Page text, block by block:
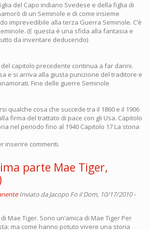
del Capo indiano Svedese e della figlia di
di un Seminole e di come insieme
imprevedibile alla terza Guerra Seminole. C’è
(E questa è una sfida alla fantasia e
da inventare deducendo)
capitolo precedente continua a far danni.
e si arriva alla giusta punizione del traditore e
Fine delle guerre Seminole
qualche cosa che succede tra il 1860 e il 1906
firma del trattato di pace con gli Usa. Capitolo
nel periodo fino al 1940 Capitolo 17 La storia
inserire commenti.
parte Mae Tiger,
Inviato daJacopo Fo il Dom, 10/17/2010 -
delle frasi che lasciavano tutti di sasso. Allora la ragazzina nera iniziò a leggere la storia. E Mae le chiese: “Ma dove vedi queste parole?” E l’altra le spiegò che quei segni piccoli, disposti in file parallele erano i suoni delle parole. Ogni segno corrispondeva a un suono. Mae fu colpita da questa rivelazione, la sua mente si esaltò. Mi ricordo che venne da me e me lo disse. Era raggiante. Mi disse: “Possiamo leggere migliaia di storie scritte da altri, in altri tempi. Storie bellissime.” Io non la capivo proprio. Ma lei ne fece una malattia. Tanto che alla fine la madre acconsentì a portarla alla scuola dei neri. Ma lì non l’accettarono perché era indiana. Per lei fu terribile. Non c’era nessuna scuola che accettasse un’indiana! Erano tempi così, vivevamo oltre i confini del mondo. Poi mi ricordo, arrivò correndo a casa mia. Saltellava come una pazza. “Ti ha morso la tarantola?” Chiese mia madre. Niente tarantola. Aveva scoperto che esisteva una scuola per indiani. Era distante centinaia di miglia ma esisteva. Avrebbe dovuto abbandonare la famiglia e stare via per anni perché era molto lontana. E loro non avevano i soldi per viaggiare in treno. Così partì. Con lei andò un suo cugino che era di due anni più grande. Stettero via molto tempo. Quando tornarono nessuno li riconosceva. Erano un uomo e una donna. Mae era vestita come una bianca, Tutta di blu. Era un vestito da infermiera. Lei era diventata infermiera. Diplomata. Aveva dovuto studiare e ancora studiare. Quando era arrivata al convitto non sapeva niente. Ma lei aveva la testa dura. Quando ritornò non ci mise molto a fare arrabbiare la maggioranza degli sciamani. Soprattutto i maschi. Lei voleva insegnare le norme igieniche alla gente. Fare corsi alle donne che dovevano partorire. Le dicevano che voleva distruggere la tradizione, contaminare l’antica cultura. I primi tempi furono difficili. Ma poi si capì che quando gli sciamani non riuscivano a fare niente lei offriva qualche possibilità in più. Io andavo ad aiutarla. Mi aveva insegnato a fare le medicazioni. C’erano dei giorni che non ce la faceva da sola perché era l’unico presidio medico nel raggio di chilometri. L’unico che i Seminole potevano permettersi. Così eravamo 5 ragazze a aiutarla a turno. Fu così che poi anch’io diventai infermiera. Eravamo tutte giovanissime eccetto un’anziana sciamana che fungeva da levatrice. Poi Mae fu presa dalla politica. Io proprio non la capivo. Ma lei vedeva tutto in un altro modo. Ed era testarda. Cominciò a parlare con le donne. Diceva: “Chi sono i Seminole? Non sono niente. Una marmaglia di straccioni. I francesi hanno un governo, uno stato. Ce l’hanno gli statunitensi, i canadesi, gli spagnoli. Noi non siamo niente, non abbiamo i nostri simboli, nessun governo, nessuno stato.” “C’è il Consiglio.” Le rispondevano. Ma lei insisteva: “Ma quelli si riuniscono ogni tanto a fare quattro chiacchiere sulle tradizioni. Che decisioni pigliano? Programmano le feste per i turisti. Noi abbiamo bisogno di ministri, di un capo che ci rappresenti, che vada a trattare per noi con i bianchi. Dobbiamo avere strutture ufficiali, elette, rappresentanti riconosciuti. Ambasciatori, non semplici “inviati del consiglio”. Il mondo dei bianchi è basato sui nomi delle cose. E poi ci servono veramente dei ministri che lavorino tutti i giorni per sviluppare la nostra comunità. Deve essere un lavoro a tempo pieno. Loro sono pieni di persone importanti che si occupano di questioni importanti. Noi siamo un branco disorganizzato.” Lei aveva la passione per l’organizzazione. E organizzò un comitato per la creazione di un governo seminole. Spiegò mille volte perché non se ne poteva fare a meno. Alla fine convinse anche me. Giravamo la domenica, dopo la messa, andavamo nelle case a incontrare uomini e donne. Parlavamo della rinascita del popolo, di scuole per i figli, un ospedale, tutte cose che potevamo ottenere solo se diventavamo una nazione. Lei diceva: “Siamo stati un grande popolo, per 500 anni abbiamo resistito ai bianchi. Non una volta i nostri antenati sono stati sconfitti in battaglia. Non una volta. Nessun popolo americano può dire altrettanto. E ora siamo ridotti a un ammasso di pezzenti. Non siamo capaci di ottenere quello che è giusto. I soldi che il governo americano ci manda vengono sprecati o rubati in gran parte prima che ci arrivino. Ci sono leggi in nostro favore ma noi neanche lo sappiamo, non abbiamo una rappresentanza che faccia valere i nostri diritti. Il Consiglio non conta. I bianchi ascoltano solo rappresentanti eletti con le elezioni. Anche noi dobbiamo fare le elezioni del nostro governo! E i Seminole potranno tornare a fiorire.” E così alla fine il nostro movimento riuscì a convincere tutti che dovevamo avere un governo come i bianchi se volevamo trattare con i bianchi. Per loro le parole sono molto importanti. E in effetti Mae, che divenne subito ministro, riuscì a cambiare molte cose. Riuscimmo a ottenere sussidi per una scuola e per l’ospedale, aiuti per i disoccupati e per l’edilizia popolare. Fondi agevolati per fondare piccole imprese. Si costituirono cooperative, che compravano trattori. E ristoranti per i turisti. Le bancarelle furono affiancate da negozi, in alcune case furono portate la luce e l’acqua. E anche le strade furono allargate. E tutti sapevamo che grande merito era di Mae. Era una tigre. Si metteva di fronte ai funzionari del governo statale come di fronte a quelli del governo federale. A lei non importava. Lei era un ministro del Governo Seminole Democraticamente Eletto. E diceva: “I nostri bambini muoiono perché non ci sono dottori. Le scuole sono obbligatorie ma noi non ne abbiamo. Perché? Voi avete scritto delle leggi. Ora dovete rispettarle.” Andò anche a Washington. Non aveva paura di niente. Poi divenne Presidente del Governo Seminole. E allora diventò ancora più insistente di prima. Mi aveva chiamato a farle da assistente. Ci conoscevamo da tanto tempo e lei si fidava di me. Ci mettevamo lì a leggere interi libri di leggi, di regolamenti, di disposizioni, alla ricerca di un appiglio per ottenere qualche cosa per il nostro popolo. L’America dei bianchi è piena di dipartimenti, di fondazioni, di commissioni, governi di Contea, di Stato, Federali, fondi sociali erogati da banche, istituti, enti. Lei non si fermava: “Gentile fondazione apprezziamo molto il vostro impegno per i diritti umani e vorremmo segnalarvi che tra i membri del nostro popolo non esiste nessuno che abbia avuto la possibilità di laurearsi. Quello che vi chiediamo quindi è se esiste la possibilità che la vostra nobile istituzione eroghi una borsa di studio a favore dei nostri figli.” Lei aveva una passione per i bambini. Diceva che sono loro il popolo che cresce. Che dovevamo farlo per loro. Un bambino lo